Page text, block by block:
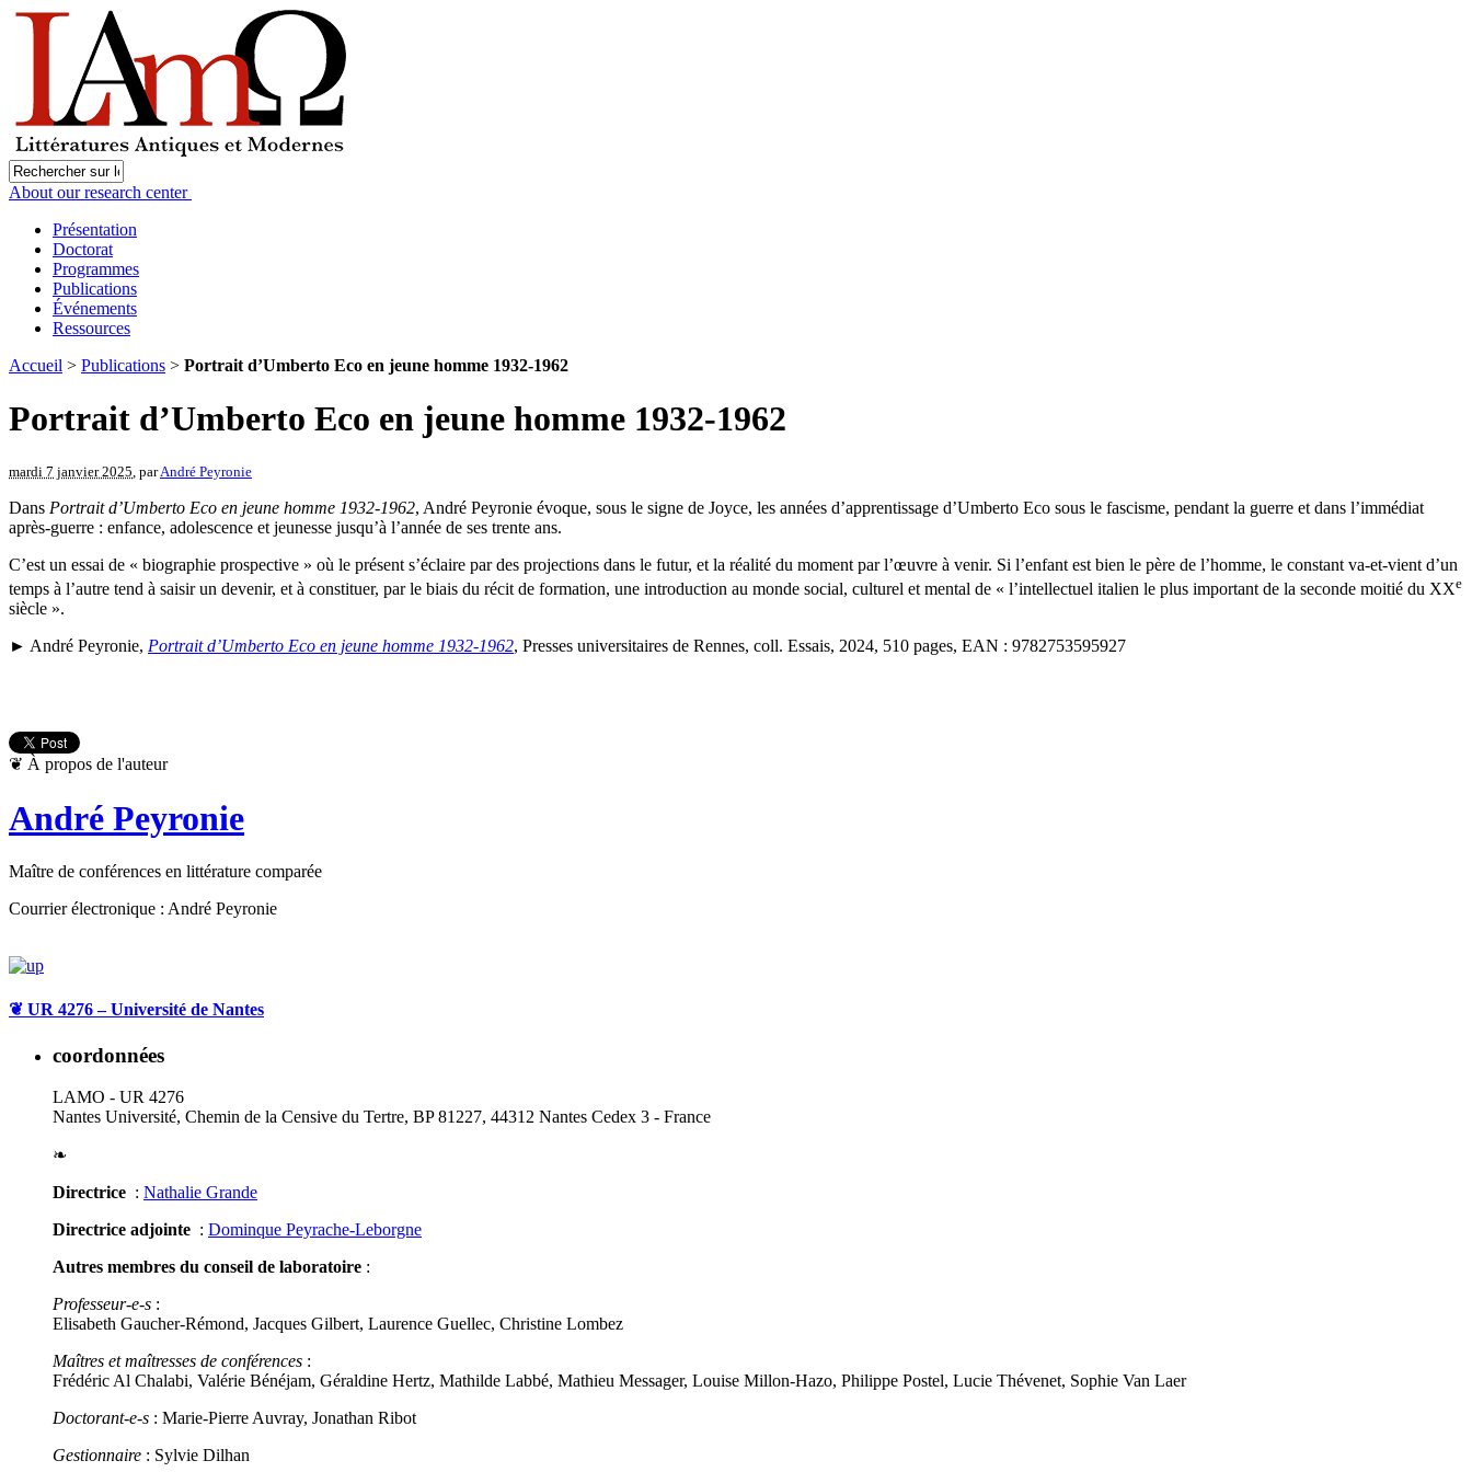
About our research center
Présentation
Doctorat
Programmes
Publications
Événements
Ressources
Accueil > Publications > Portrait d’Umberto Eco en jeune homme 1932-1962
Portrait d’Umberto Eco en jeune homme 1932-1962
mardi 7 janvier 2025 , parAndré Peyronie
Dans Portrait d’Umberto Eco en jeune homme 1932-1962, André Peyronie évoque, sous le signe de Joyce, les années d’apprentissage d’Umberto Eco sous le fascisme, pendant la guerre et dans l’immédiat
après-guerre : enfance, adolescence et jeunesse jusqu’à l’année de ses trente ans.
C’est un essai de « biographie prospective » où le présent s’éclaire par des projections dans le futur, et la réalité du moment par l’œuvre à venir. Si l’enfant est bien le père de l’homme, le constant va-et-vient d’un
temps à l’autre tend à saisir un devenir, et à constituer, par le biais du récit de formation, une introduction au monde social, culturel et mental de « l’intellectuel italien le plus important de la seconde moitié du XXe
siècle ».
► André Peyronie, Portrait d’Umberto Eco en jeune homme 1932-1962, Presses universitaires de Rennes, coll. Essais, 2024, 510 pages, EAN : 9782753595927
❦ À propos de l'auteur
André Peyronie
Maître de conférences en littérature comparée
Courrier électronique : André Peyronie
❦ UR 4276 – Université de Nantes
coordonnées
LAMO - UR 4276
Nantes Université, Chemin de la Censive du Tertre, BP 81227, 44312 Nantes Cedex 3 - France
❧
Directrice : Nathalie Grande
Directrice adjointe : Dominque Peyrache-Leborgne
Autres membres du conseil de laboratoire :
Professeur-e-s :
Elisabeth Gaucher-Rémond, Jacques Gilbert, Laurence Guellec, Christine Lombez
Maîtres et maîtresses de conférences :
Frédéric Al Chalabi, Valérie Bénéjam, Géraldine Hertz, Mathilde Labbé, Mathieu Messager, Louise Millon-Hazo, Philippe Postel, Lucie Thévenet, Sophie Van Laer
Doctorant-e-s : Marie-Pierre Auvray, Jonathan Ribot
Gestionnaire : Sylvie Dilhan